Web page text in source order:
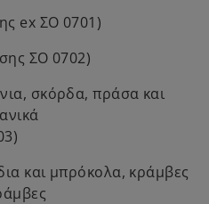
ex ΣΟ 0701)
ΣΟ 0702)
σκόρδα, πράσα και
και μπρόκολα, κράμβες